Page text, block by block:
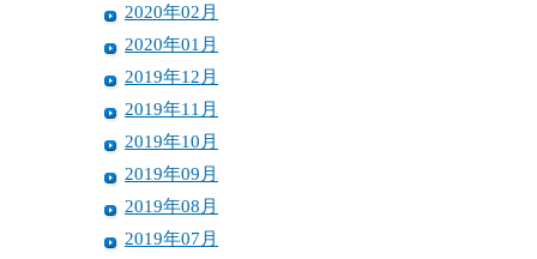
2020年02月
2020年01月
2019年12月
2019年11月
2019年10月
2019年09月
2019年08月
2019年07月